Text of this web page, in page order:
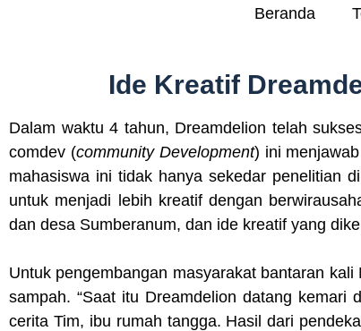
Beranda
Ide Kreatif
Dalam waktu 4 tahun, Dreamdelion telah
comdev (community Development) ini
mahasiswa ini tidak hanya sekedar penelitian
untuk menjadi lebih kreatif dengan
dan desa Sumberanum, dan ide kreatif yang
Untuk pengembangan masyarakat bantaran
sampah. “Saat itu Dreamdelion datang kemari
cerita Tim, ibu rumah tangga. Hasil dari